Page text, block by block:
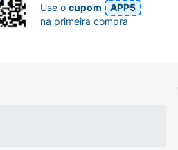
produto. Proteger os olhos
Não perfurar, nem incinerar,
a 50°C. Manter fora do
Use ocupom
APP5
na primeira compra